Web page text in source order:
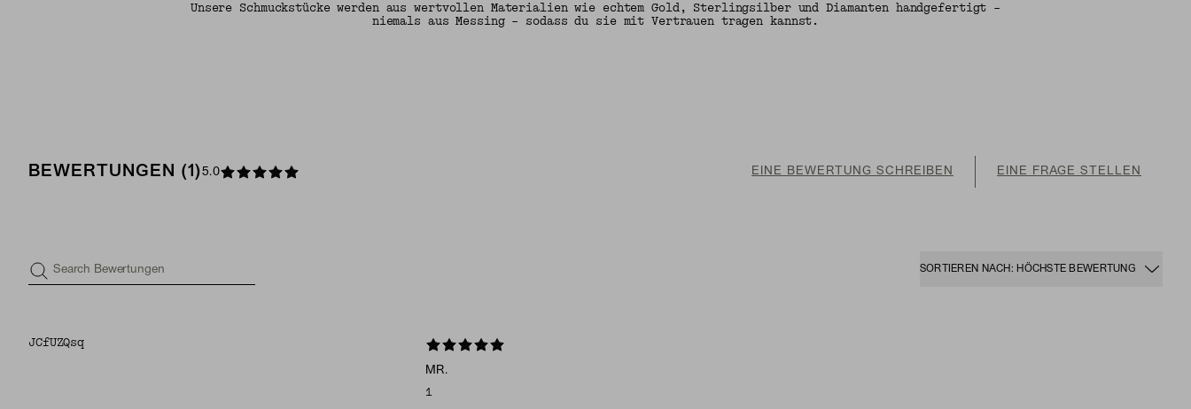
Unsere Schmuckstücke werden aus wertvollen Materialien wie echtem Gold, Sterlingsilber und Diamanten handgefertigt –
niemals aus Messing – sodass du sie mit Vertrauen tragen kannst.
BEWERTUNGEN (1)5.0 EINE BEWERTUNG SCHREIBEN EINE FRAGE STELLEN
Search Bewertungen SORTIEREN NACH: HÖCHSTE BEWERTUNG
JCfUZQsq
MR.
1